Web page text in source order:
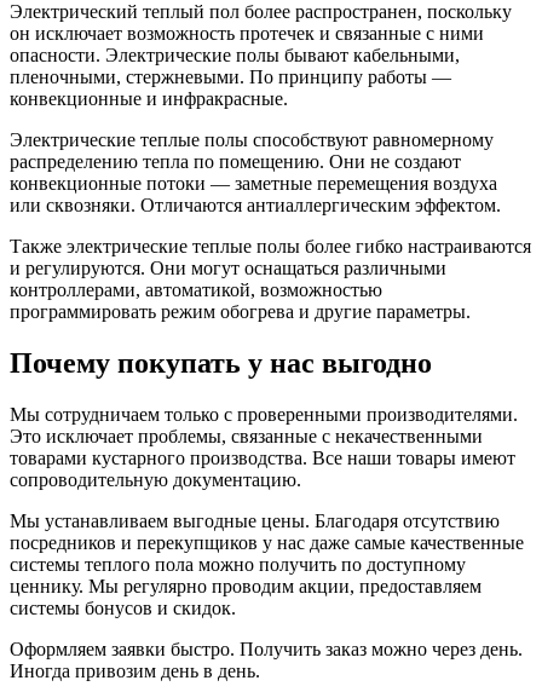
Электрический теплый пол более распространен, поскольку
он исключает возможность протечек и связанные с ними
опасности. Электрические полы бывают кабельными,
пленочными, стержневыми. По принципу работы —
конвекционные и инфракрасные.
Электрические теплые полы способствуют равномерному
распределению тепла по помещению. Они не создают
конвекционные потоки — заметные перемещения воздуха
или сквозняки. Отличаются антиаллергическим эффектом.
Также электрические теплые полы более гибко настраиваются
и регулируются. Они могут оснащаться различными
контроллерами, автоматикой, возможностью
программировать режим обогрева и другие параметры.
Почему покупать у нас выгодно
Мы сотрудничаем только с проверенными производителями.
Это исключает проблемы, связанные с некачественными
товарами кустарного производства. Все наши товары имеют
сопроводительную документацию.
Мы устанавливаем выгодные цены. Благодаря отсутствию
посредников и перекупщиков у нас даже самые качественные
системы теплого пола можно получить по доступному
ценнику. Мы регулярно проводим акции, предоставляем
системы бонусов и скидок.
Оформляем заявки быстро. Получить заказ можно через день.
Иногда привозим день в день.